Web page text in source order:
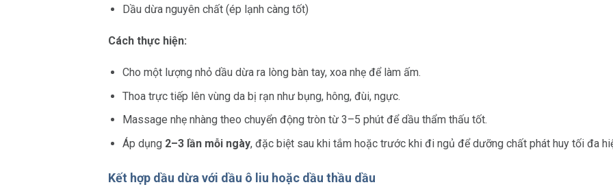
Dầu dừa nguyên chất (ép lạnh càng tốt)
Cách thực hiện:
Cho một lượng nhỏ dầu dừa ra lòng bàn tay, xoa nhẹ để làm ấm.
Thoa trực tiếp lên vùng da bị rạn như bụng, hông, đùi, ngực.
Massage nhẹ nhàng theo chuyển động tròn từ 3–5 phút để dầu thẩm thấu tốt.
Áp dụng 2–3 lần mỗi ngày, đặc biệt sau khi tắm hoặc trước khi đi ngủ để dưỡng chất phát huy tối đa
Kết hợp dầu dừa với dầu ô liu hoặc dầu thầu dầu